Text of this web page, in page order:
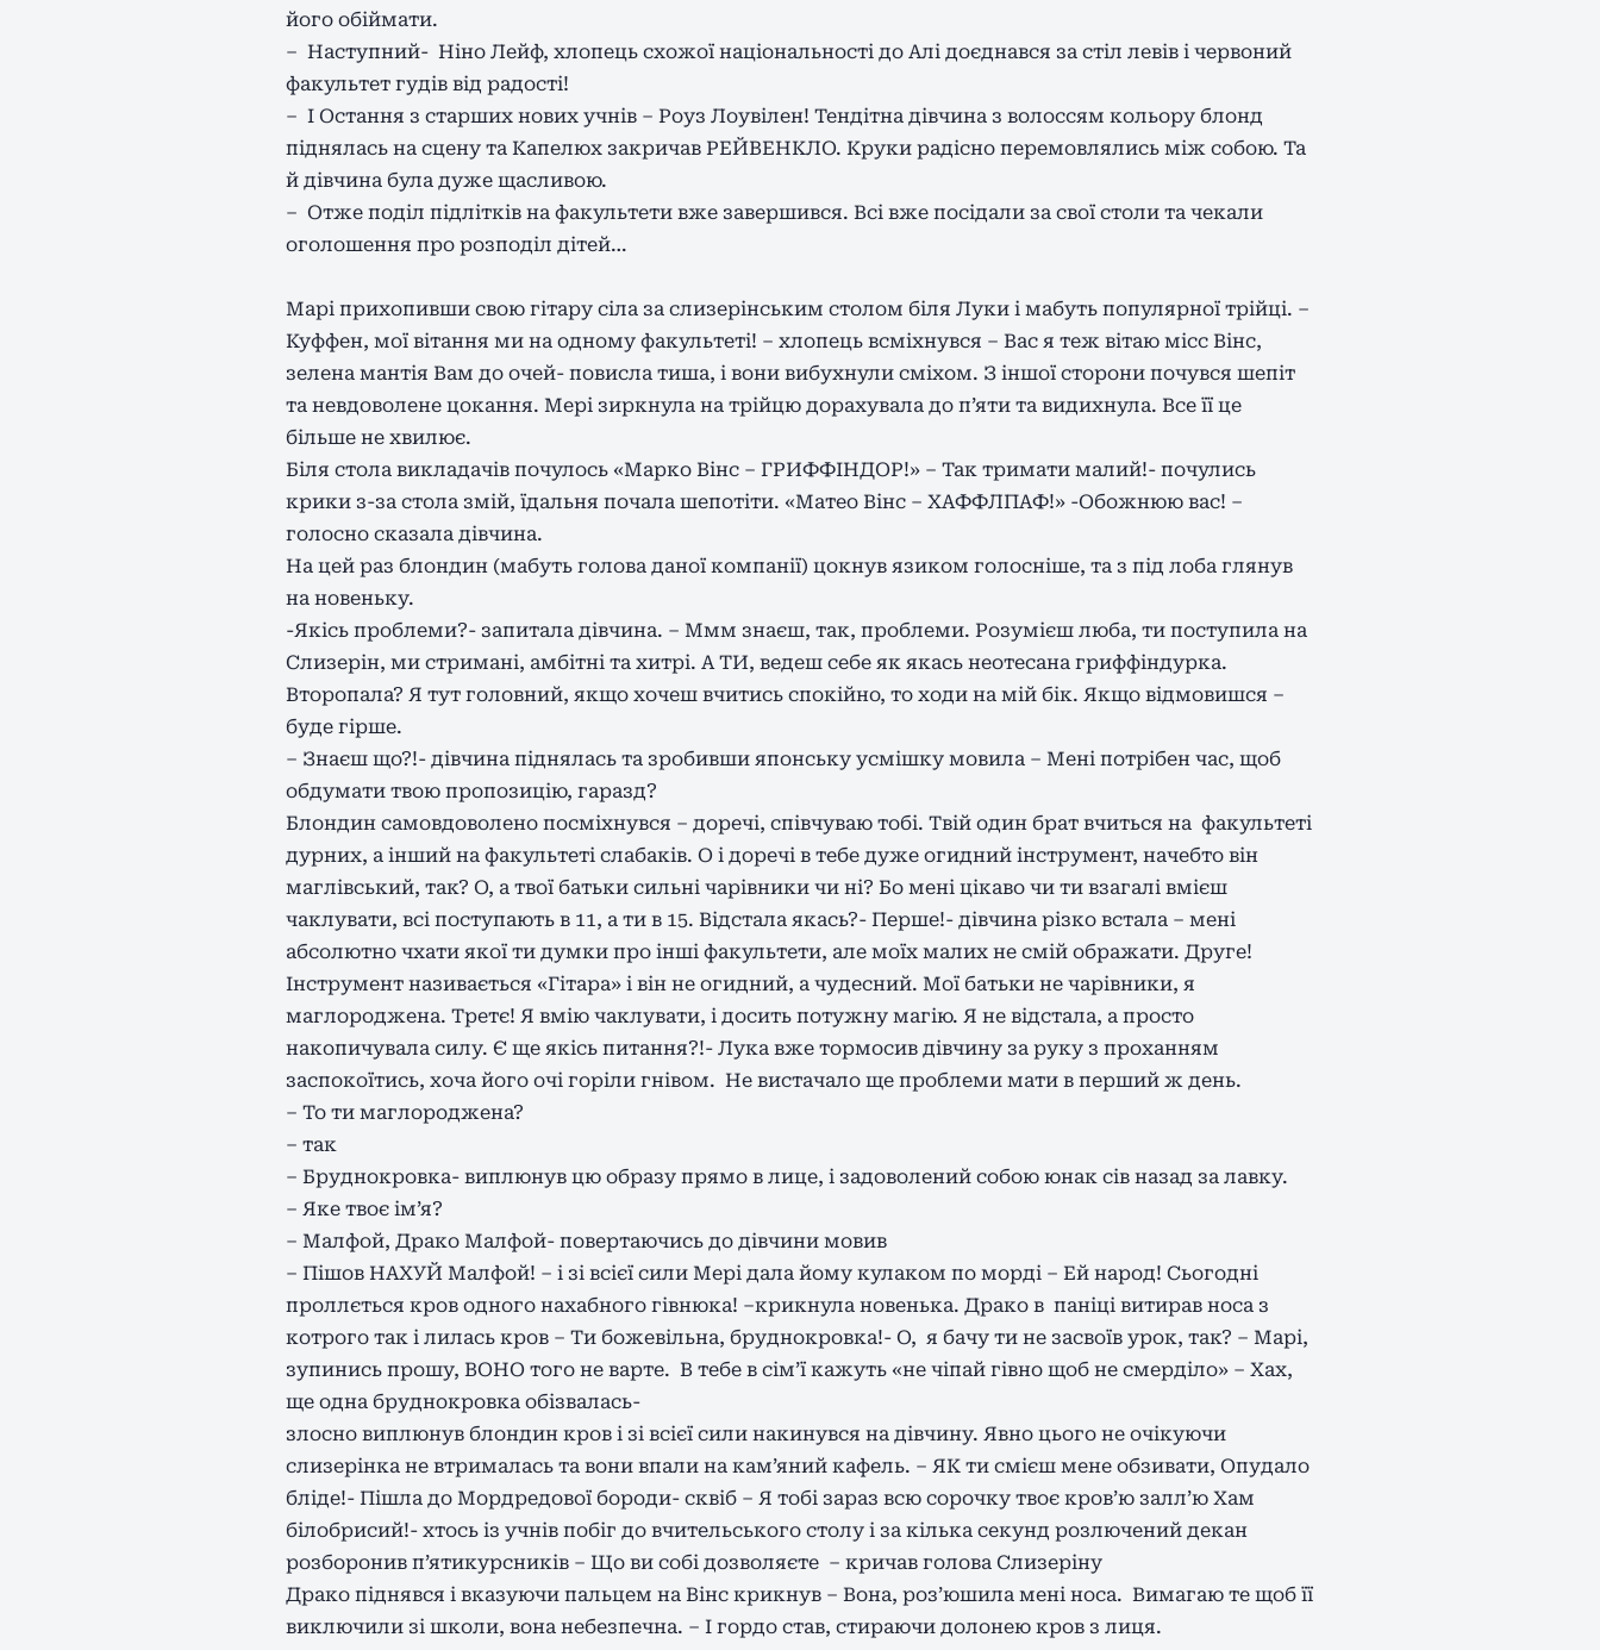
його обіймати.
– Наступний- Ніно Лейф, хлопець схожої національності до Алі доєднався за стіл левів і червоний
факультет гудів від радості!
– І Остання з старших нових учнів – Роуз Лоувілен! Тендітна дівчина з волоссям кольору блонд
піднялась на сцену та Капелюх закричав РЕЙВЕНКЛО. Круки радісно перемовлялись між собою. Та
й дівчина була дуже щасливою.
– Отже поділ підлітків на факультети вже завершився. Всі вже посідали за свої столи та чекали
оголошення про розподіл дітей…
Марі прихопивши свою гітару сіла за слизерінським столом біля Луки і мабуть популярної трійці. –
Куффен, мої вітання ми на одному факультеті! – хлопець всміхнувся – Вас я теж вітаю місс Вінс,
зелена мантія Вам до очей- повисла тиша, і вони вибухнули сміхом. З іншої сторони почувся шепіт
та невдоволене цокання. Мері зиркнула на трійцю дорахувала до п’яти та видихнула. Все її це
більше не хвилює.
Біля стола викладачів почулось «Марко Вінс – ГРИФФІНДОР!» – Так тримати малий!- почулись
крики з-за стола змій, їдальня почала шепотіти. «Матео Вінс – ХАФФЛПАФ!» -Обожнюю вас! –
голосно сказала дівчина.
На цей раз блондин (мабуть голова даної компанії) цокнув язиком голосніше, та з під лоба глянув
на новеньку.
-Якісь проблеми?- запитала дівчина. – Ммм знаєш, так, проблеми. Розумієш люба, ти поступила на
Слизерін, ми стримані, амбітні та хитрі. А ТИ, ведеш себе як якась неотесана гриффіндурка.
Второпала? Я тут головний, якщо хочеш вчитись спокійно, то ходи на мій бік. Якщо відмовишся –
буде гірше.
– Знаєш що?!- дівчина піднялась та зробивши японську усмішку мовила – Мені потрібен час, щоб
обдумати твою пропозицію, гаразд?
Блондин самовдоволено посміхнувся – доречі, співчуваю тобі. Твій один брат вчиться на факультеті
дурних, а інший на факультеті слабаків. О і доречі в тебе дуже огидний інструмент, начебто він
маглівський, так? О, а твої батьки сильні чарівники чи ні? Бо мені цікаво чи ти взагалі вмієш
чаклувати, всі поступають в 11, а ти в 15. Відстала якась?- Перше!- дівчина різко встала – мені
абсолютно чхати якої ти думки про інші факультети, але моїх малих не смій ображати. Друге!
Інструмент називається «Гітара» і він не огидний, а чудесний. Мої батьки не чарівники, я
маглороджена. Третє! Я вмію чаклувати, і досить потужну магію. Я не відстала, а просто
накопичувала силу. Є ще якісь питання?!- Лука вже тормосив дівчину за руку з проханням
заспокоїтись, хоча його очі горіли гнівом. Не вистачало ще проблеми мати в перший ж день.
– То ти маглороджена?
– так
– Бруднокровка- виплюнув цю образу прямо в лице, і задоволений собою юнак сів назад за лавку.
– Яке твоє ім’я?
– Малфой, Драко Малфой- повертаючись до дівчини мовив
– Пішов НАХУЙ Малфой! – і зі всієї сили Мері дала йому кулаком по морді – Ей народ! Сьогодні
проллється кров одного нахабного гівнюка! –крикнула новенька. Драко в паніці витирав носа з
котрого так і лилась кров – Ти божевільна, бруднокровка!- О, я бачу ти не засвоїв урок, так? – Марі,
зупинись прошу, ВОНО того не варте. В тебе в сім’ї кажуть «не чіпай гівно щоб не смерділо» – Хах,
ще одна бруднокровка обізвалась-
злосно виплюнув блондин кров і зі всієї сили накинувся на дівчину. Явно цього не очікуючи
слизерінка не втрималась та вони впали на кам’яний кафель. – ЯК ти смієш мене обзивати, Опудало
бліде!- Пішла до Мордредової бороди- сквіб – Я тобі зараз всю сорочку твоє кров’ю залл’ю Хам
білобрисий!- хтось із учнів побіг до вчительського столу і за кілька секунд розлючений декан
розборонив п’ятикурсників – Що ви собі дозволяєте – кричав голова Слизеріну
Драко піднявся і вказуючи пальцем на Вінс крикнув – Вона, роз’юшила мені носа. Вимагаю те щоб її
виключили зі школи, вона небезпечна. – І гордо став, стираючи долонею кров з лиця.